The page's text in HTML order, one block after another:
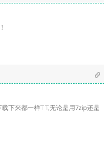
下来都一样T T,无论是用7zip还是